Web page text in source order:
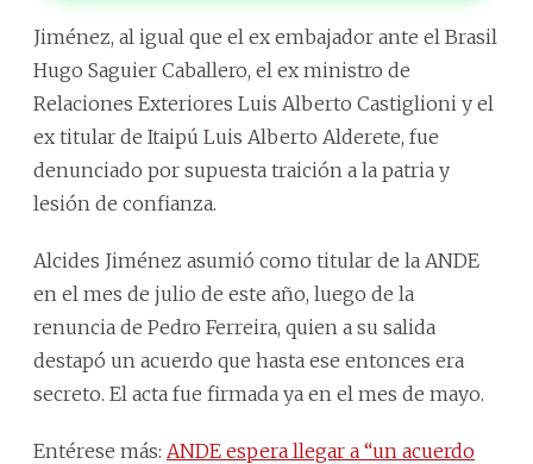
Jiménez, al igual que el ex embajador ante el Brasil
Hugo Saguier Caballero, el ex ministro de
Relaciones Exteriores Luis Alberto Castiglioni y el
ex titular de Itaipú Luis Alberto Alderete, fue
denunciado por supuesta traición a la patria y
lesión de confianza.
Alcides Jiménez asumió como titular de la ANDE
en el mes de julio de este año, luego de la
renuncia de Pedro Ferreira, quien a su salida
destapó un acuerdo que hasta ese entonces era
secreto. El acta fue firmada ya en el mes de mayo.
Entérese más: ANDE espera llegar a “un acuerdo